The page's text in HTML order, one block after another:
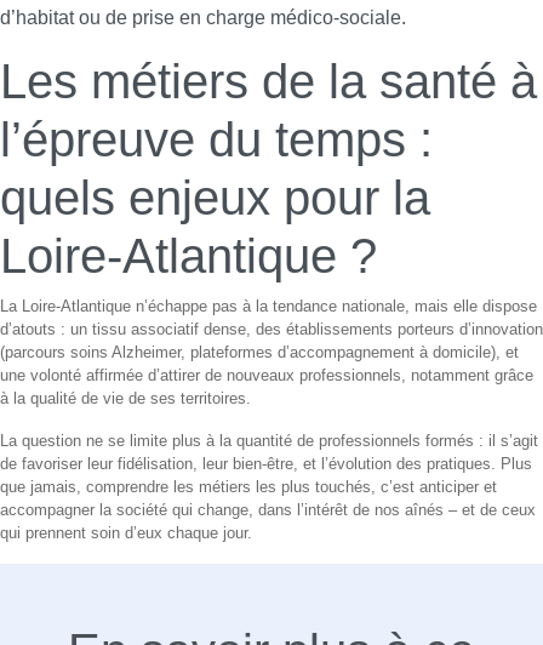
d’habitat ou de prise en charge médico-sociale.
Les métiers de la santé à
l’épreuve du temps :
quels enjeux pour la
Loire-Atlantique ?
La Loire-Atlantique n’échappe pas à la tendance nationale, mais elle dispose
d’atouts : un tissu associatif dense, des établissements porteurs d’innovation
(parcours soins Alzheimer, plateformes d’accompagnement à domicile), et
une volonté affirmée d’attirer de nouveaux professionnels, notamment grâce
à la qualité de vie de ses territoires.
La question ne se limite plus à la quantité de professionnels formés : il s’agit
de favoriser leur fidélisation, leur bien-être, et l’évolution des pratiques. Plus
que jamais, comprendre les métiers les plus touchés, c’est anticiper et
accompagner la société qui change, dans l’intérêt de nos aînés – et de ceux
qui prennent soin d’eux chaque jour.